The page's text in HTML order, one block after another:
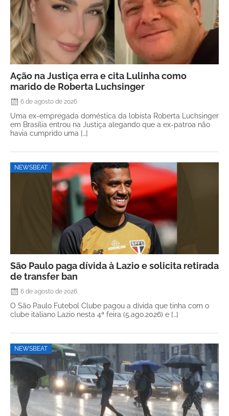
Ação na Justiça erra e cita Lulinha como
marido de Roberta Luchsinger
6 de agosto de 2026
Uma ex-empregada doméstica da lobista Roberta Luchsinger
em Brasília entrou na Justiça alegando que a ex-patroa não
havia cumprido uma […]
NEWSBEAT
São Paulo paga dívida à Lazio e solicita retirada
de transfer ban
6 de agosto de 2026
O São Paulo Futebol Clube pagou a dívida que tinha com o
clube italiano Lazio nesta 4ª feira (5.ago.2026) e […]
NEWSBEAT